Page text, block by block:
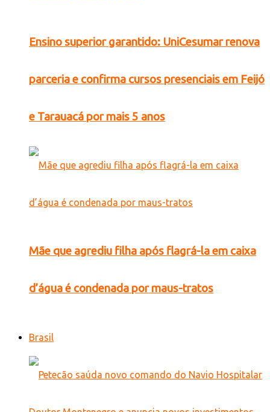
Ensino superior garantido: UniCesumar renova
parceria e confirma cursos presenciais em Feijó
e Tarauacá por mais 5 anos
Mãe que agrediu filha após flagrá-la em caixa
d’água é condenada por maus-tratos
Brasil